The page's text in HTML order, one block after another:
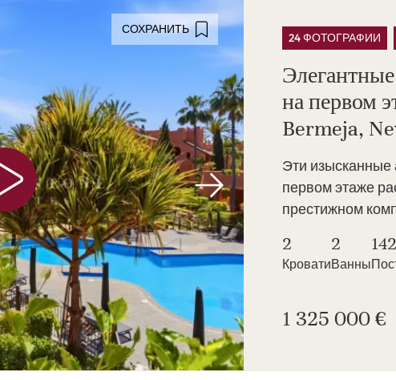
СОХРАНИТЬ
24 ФОТОГРАФИИ
на первом
Bermeja,
Эти
первом этаже
престижном
2
Кровати
2
Ванны
1 325 000 €